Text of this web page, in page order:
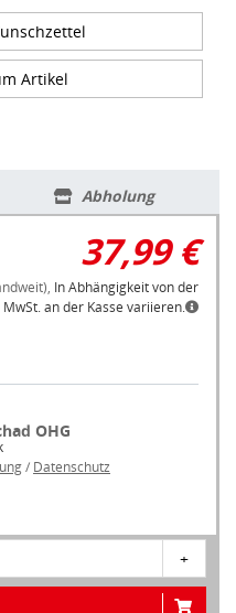
Artikel
Abholung
37,99 €
In Abhängigkeit von der
an der Kasse variieren.
OHG
/ Datenschutz
+